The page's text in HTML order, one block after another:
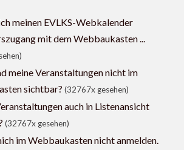
meinen EVLKS-Webkalender
mit dem Webbaukasten ...
meine Veranstaltungen nicht im
sichtbar? (32767x gesehen)
auch in Listenansicht
(32767x gesehen)
im Webbaukasten nicht anmelden.